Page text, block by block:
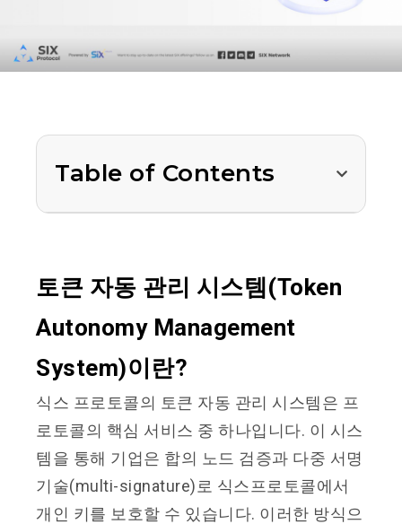
Table of Contents
토큰 자동 관리 시스템(Token
Autonomy Management
System)이란?
식스 프로토콜의 토큰 자동 관리 시스템은 프
로토콜의 핵심 서비스 중 하나입니다. 이 시스
템을 통해 기업은 합의 노드 검증과 다중 서명
기술(multi-signature)로 식스프로토콜에서
개인 키를 보호할 수 있습니다. 이러한 방식으